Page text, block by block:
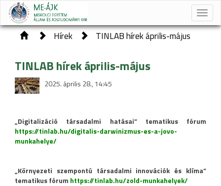
Toggle
Hírek TINLAB hírek április-május
TINLAB hírek április-május
2025. április 28., 14:45
„Digitalizáció társadalmi hatásai” tematikus fórum
https://tinlab.hu/digitalis-darwinizmus-es-a-jovo-
munkahelye/
„Környezeti szempontú társadalmi innovációk és klíma”
tematikus fórum https://tinlab.hu/zold-munkahelyek/